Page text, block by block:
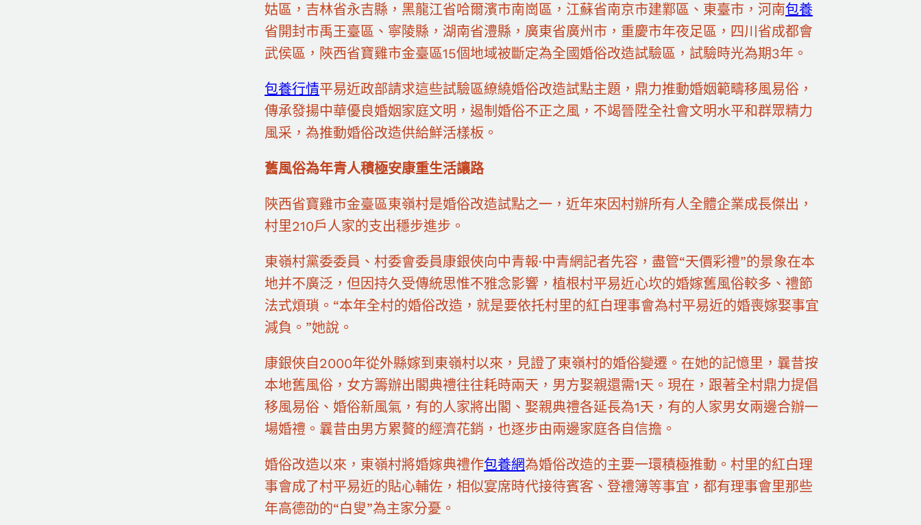
姑區，吉林省永吉縣，黑龍江省哈爾濱市南崗區，江蘇省南京市建鄴區、東臺市，河南包養
省開封市禹王臺區、寧陵縣，湖南省澧縣，廣東省廣州市，重慶市年夜足區，四川省成都會
武侯區，陜西省寶雞市金臺區15個地域被斷定為全國婚俗改造試驗區，試驗時光為期3年。
包養行情平易近政部請求這些試驗區繚繞婚俗改造試點主題，鼎力推動婚姻範疇移風易俗，
傳承發揚中華優良婚姻家庭文明，遏制婚俗不正之風，不竭晉陞全社會文明水平和群眾精力
風采，為推動婚俗改造供給鮮活樣板。
舊風俗為年青人積極安康重生活讓路
陜西省寶雞市金臺區東嶺村是婚俗改造試點之一，近年來因村辦所有人全體企業成長傑出，
村里210戶人家的支出穩步進步。
東嶺村黨委委員、村委會委員康銀俠向中青報·中青網記者先容，盡管“天價彩禮”的景象在本
地并不廣泛，但因持久受傳統思惟不雅念影響，植根村平易近心坎的婚嫁舊風俗較多、禮節
法式煩瑣。“本年全村的婚俗改造，就是要依托村里的紅白理事會為村平易近的婚喪嫁娶事宜
減負。”她說。
康銀俠自2000年從外縣嫁到東嶺村以來，見證了東嶺村的婚俗變遷。在她的記憶里，曩昔按
本地舊風俗，女方籌辦出閣典禮往往耗時兩天，男方娶親還需1天。現在，跟著全村鼎力提倡
移風易俗、婚俗新風氣，有的人家將出閣、娶親典禮各延長為1天，有的人家男女兩邊合辦一
場婚禮。曩昔由男方累贅的經濟花銷，也逐步由兩邊家庭各自信擔。
婚俗改造以來，東嶺村將婚嫁典禮作包養網為婚俗改造的主要一環積極推動。村里的紅白理
事會成了村平易近的貼心輔佐，相似宴席時代接待賓客、登禮簿等事宜，都有理事會里那些
年高德劭的“白叟”為主家分憂。